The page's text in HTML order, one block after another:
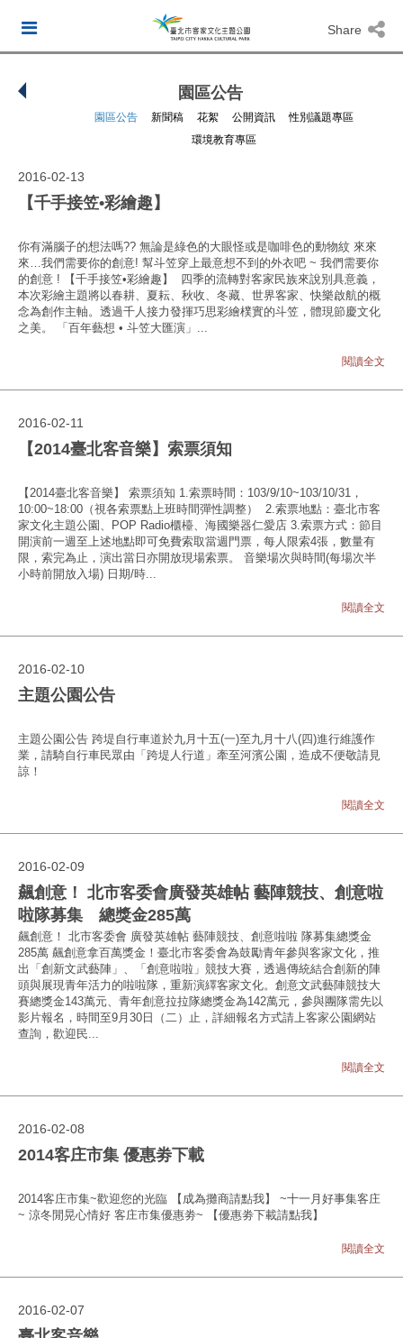
Share
園區公告
園區公告 新聞稿 花絮 公開資訊
性別議題專區
環境教育專區
2016-02-13
【千手接笠•彩繪趣】
你有滿腦子的想法嗎?? 無論是綠色的大眼怪或是咖啡色的動物紋 來來
來…我們需要你的創意! 幫斗笠穿上最意想不到的外衣吧 ~ 我們需要你
的創意 ! 【千手接笠•彩繪趣】 四季的流轉對客家民族來說別具意義，
本次彩繪主題將以春耕、夏耘、秋收、冬藏、世界客家、快樂啟航的概
念為創作主軸。透過千人接力發揮巧思彩繪樸實的斗笠，體現節慶文化
之美。 「百年藝想 • 斗笠大匯演」...
閱讀全文
2016-02-11
【2014臺北客音樂】索票須知
【2014臺北客音樂】 索票須知 1.索票時間：103/9/10~103/10/31，
10:00~18:00（視各索票點上班時間彈性調整） 2.索票地點：臺北市客
家文化主題公園、POP Radio櫃檯、海國樂器仁愛店 3.索票方式：節目
開演前一週至上述地點即可免費索取當週門票，每人限索4張，數量有
限，索完為止，演出當日亦開放現場索票。 音樂場次與時間(每場次半
小時前開放入場) 日期/時...
閱讀全文
2016-02-10
主題公園公告
主題公園公告 跨堤自行車道於九月十五(一)至九月十八(四)進行維護作
業，請騎自行車民眾由「跨堤人行道」牽至河濱公園，造成不便敬請見
諒！
閱讀全文
2016-02-09
飆創意！ 北市客委會廣發英雄帖 藝陣競技、創意啦
啦隊募集 總獎金285萬
飆創意！ 北市客委會 廣發英雄帖 藝陣競技、創意啦啦 隊募集總獎金
285萬 飆創意拿百萬獎金！臺北市客委會為鼓勵青年參與客家文化，推
出「創新文武藝陣」、「創意啦啦」競技大賽，透過傳統結合創新的陣
頭與展現青年活力的啦啦隊，重新演繹客家文化。創意文武藝陣競技大
賽總獎金143萬元、青年創意拉拉隊總獎金為142萬元，參與團隊需先以
影片報名，時間至9月30日（二）止，詳細報名方式請上客家公園網站
查詢，歡迎民...
閱讀全文
2016-02-08
2014客庄市集 優惠劵下載
2014客庄市集~歡迎您的光臨 【成為攤商請點我】 ~十一月好事集客庄
~ 涼冬閒晃心情好 客庄市集優惠劵~ 【優惠劵下載請點我】
閱讀全文
2016-02-07